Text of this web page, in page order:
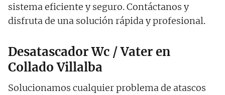
sistema eficiente y seguro. Contáctanos y
disfruta de una solución rápida y profesional.
Desatascador Wc / Vater en
Collado Villalba
Solucionamos cualquier problema de atascos